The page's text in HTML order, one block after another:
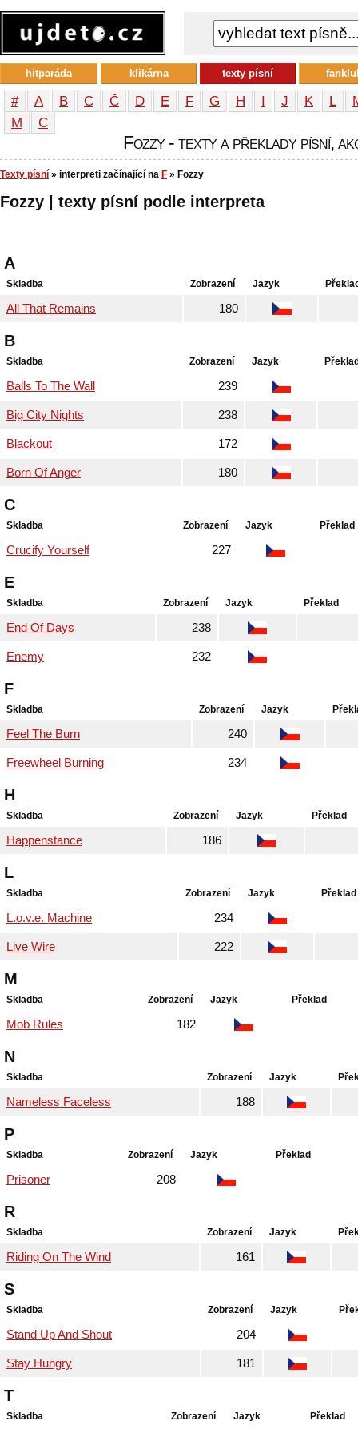
# A B C Č D E F G H I J K L
М
С
Fozzy - texty a překlady písní,
Texty písní » interpreti začínající na F » Fozzy
Fozzy | texty písní podle interpreta
A
Skladba Zobrazení Jazyk
All That Remains 180
B
Skladba Zobrazení Jazyk
Balls To The Wall 239
Big City Nights 238
Blackout 172
Born Of Anger 180
C
Skladba Zobrazení Jazyk Překlad
Crucify Yourself 227
E
Skladba Zobrazení Jazyk Překlad
End Of Days 238
Enemy 232
F
Skladba Zobrazení Jazyk
Feel The Burn 240
Freewheel Burning 234
H
Skladba Zobrazení Jazyk Překlad
Happenstance 186
L
Skladba Zobrazení Jazyk Překlad
L.o.v.e. Machine 234
Live Wire 222
M
Skladba Zobrazení Jazyk Překlad
Mob Rules 182
N
Skladba Zobrazení Jazyk
Nameless Faceless 188
P
Skladba Zobrazení Jazyk Překlad
Prisoner 208
R
Skladba Zobrazení Jazyk
Riding On The Wind 161
S
Skladba Zobrazení Jazyk
Stand Up And Shout 204
Stay Hungry 181
T
Skladba Zobrazení Jazyk Překlad
hitparáda klikárna texty písní